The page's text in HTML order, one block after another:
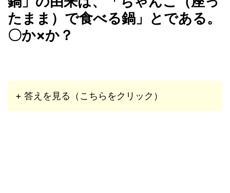
たまま）で食べる鍋」とである。
〇か×か？
+ 答えを見る（こちらをクリック）